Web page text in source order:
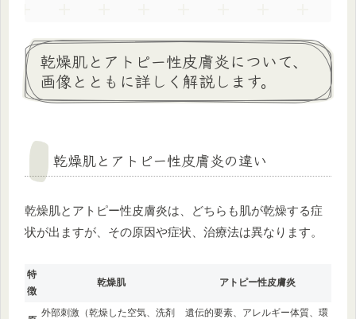
乾燥肌とアトピー性皮膚炎について、
画像とともに詳しく解説します。
乾燥肌とアトピー性皮膚炎の違い
乾燥肌とアトピー性皮膚炎は、どちらも肌が乾燥する症
状が出ますが、その原因や症状、治療法は異なります。
特
徴
乾燥肌 アトピー性皮膚炎
外部刺激（乾燥した空気、洗剤 遺伝的要素、アレルギー体質、環